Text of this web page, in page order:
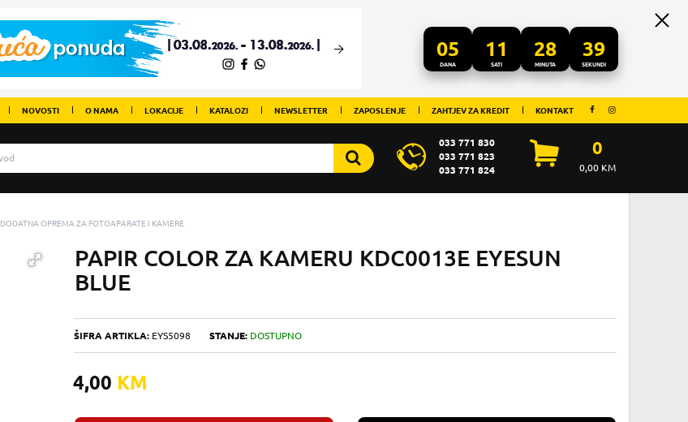
05
DANA
11
SATI
28
MINUTA
39
SEKUNDI
NOVOSTI O NAMA LOKACIJE KATALOZI NEWSLETTER ZAPOSLENJE ZAHTJEV ZA KREDIT KONTAKT
033 771 830
033 771 823
033 771 824
0
0,00KM
DODATNA OPREMA ZA FOTOAPARATE I KAMERE
PAPIR COLOR ZA KAMERU KDC0013E EYESUN
BLUE
ŠIFRA ARTIKLA: EYS5098 STANJE: DOSTUPNO
4,00 KM